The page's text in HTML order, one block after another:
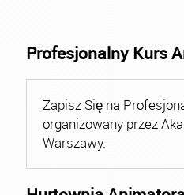
Profesjonalny Kurs
Zapisz Się na
organizowany przez
Warszawy.